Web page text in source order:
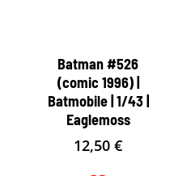
Batman #526
(comic 1996) |
Batmobile | 1/43 |
Eaglemoss
12,50€